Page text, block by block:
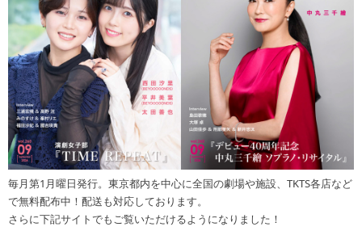
毎月第1月曜日発行。東京都内を中心に全国の劇場や施設、TKTS各店など
で無料配布中！配送も対応しております。
さらに下記サイトでもご覧いただけるようになりました！